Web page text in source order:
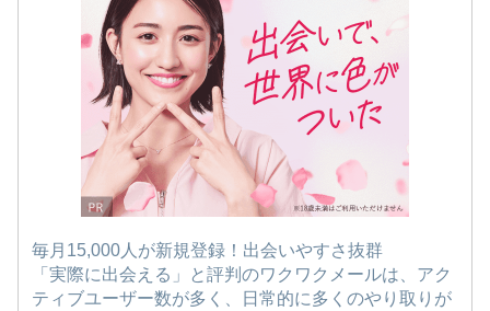
毎月15,000人が新規登録！出会いやすさ抜群
「実際に出会える」と評判のワクワクメールは、アク
ティブユーザー数が多く、日常的に多くのやり取りが